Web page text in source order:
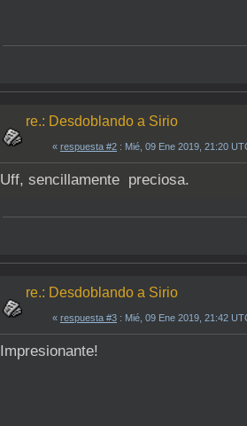
re.: Desdoblando a Sirio
« respuesta #2 : Mié, 09 Ene 2019, 21:20
Uff, sencillamente preciosa.
re.: Desdoblando a Sirio
« respuesta #3 : Mié, 09 Ene 2019, 21:42
Impresionante!